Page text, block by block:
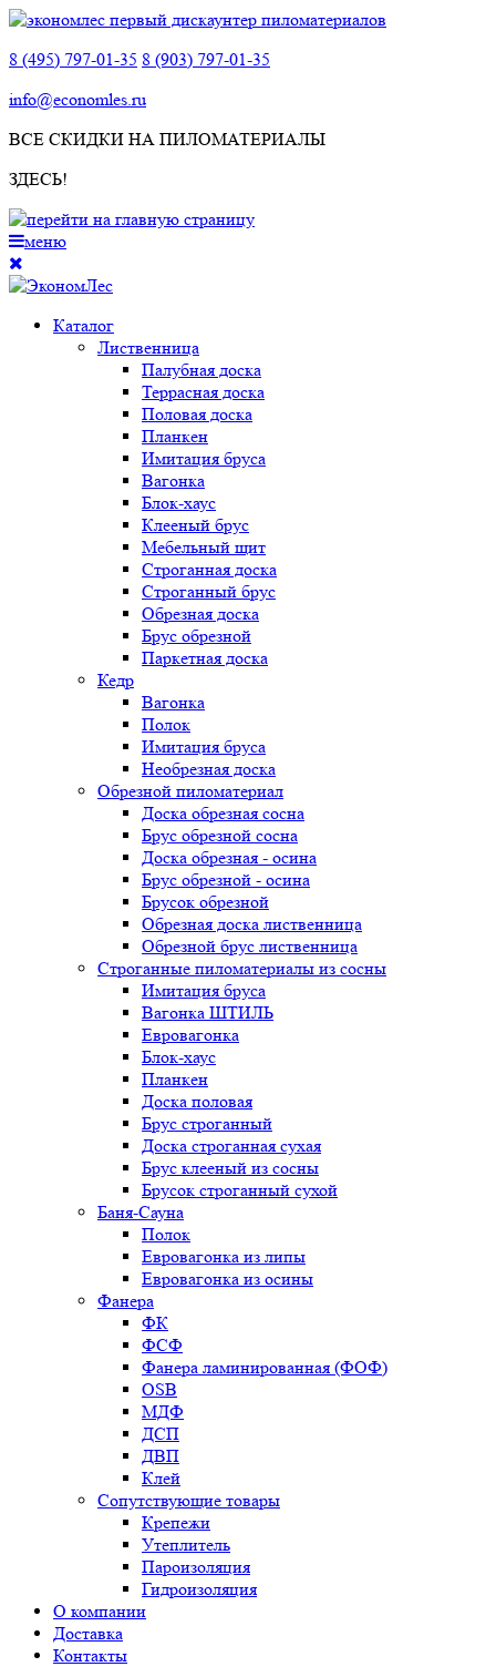
8 (495) 797-01-35 8 (903) 797-01-35
info@economles.ru
ВСЕ СКИДКИ НА ПИЛОМАТЕРИАЛЫ
ЗДЕСЬ!
меню
Каталог
Лиственница
Палубная доска
Террасная доска
Половая доска
Планкен
Имитация бруса
Вагонка
Блок-хаус
Клееный брус
Мебельный щит
Строганная доска
Строганный брус
Обрезная доска
Брус обрезной
Паркетная доска
Кедр
Вагонка
Полок
Имитация бруса
Необрезная доска
Обрезной пиломатериал
Доска обрезная сосна
Брус обрезной сосна
Доска обрезная - осина
Брус обрезной - осина
Брусок обрезной
Обрезная доска лиственница
Обрезной брус лиственница
Строганные пиломатериалы из сосны
Имитация бруса
Вагонка ШТИЛЬ
Евровагонка
Блок-хаус
Планкен
Доска половая
Брус строганный
Доска строганная сухая
Брус клееный из сосны
Брусок строганный сухой
Баня-Сауна
Полок
Евровагонка из липы
Евровагонка из осины
Фанера
ФК
ФСФ
Фанера ламинированная (ФОФ)
OSB
МДФ
ДСП
ДВП
Клей
Сопутствующие товары
Крепежи
Утеплитель
Пароизоляция
Гидроизоляция
О компании
Доставка
Контакты